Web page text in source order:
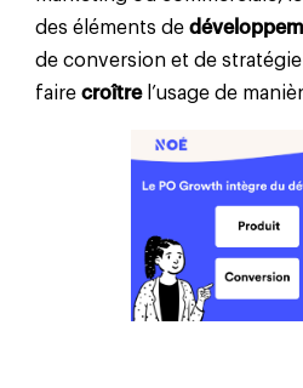
des éléments de
de conversion et de
fairecroîtrel’usage de